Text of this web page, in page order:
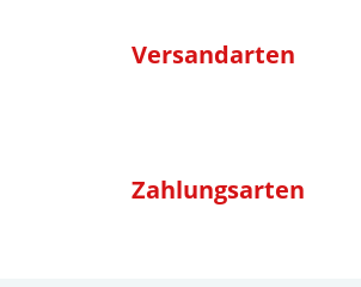
Versandarten
Zahlungsarten